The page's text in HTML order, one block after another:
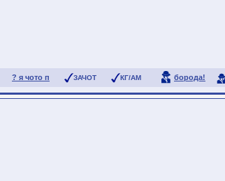
? я чото п ЗАЧОТ КГ/АМ борода!